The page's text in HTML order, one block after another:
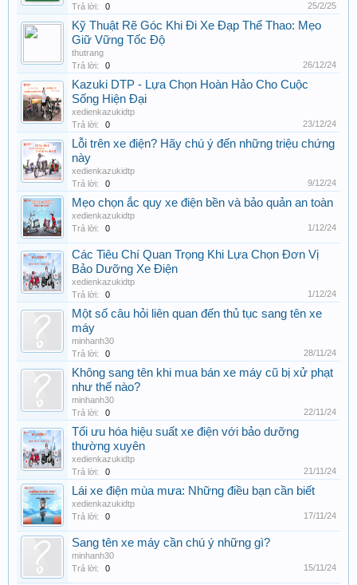
Trả lời:
0 25/2/25
Kỹ Thuật Rẽ Góc Khi Đi Xe Đạp Thể Thao: Mẹo
Giữ Vững Tốc Độ
thutrang
Trả lời:
0 26/12/24
Kazuki DTP - Lựa Chọn Hoàn Hảo Cho Cuộc
Sống Hiện Đại
xedienkazukidtp
Trả lời:
0 23/12/24
Lỗi trên xe điện? Hãy chú ý đến những triệu chứng
này
xedienkazukidtp
Trả lời:
0 9/12/24
Mẹo chọn ắc quy xe điện bền và bảo quản an toàn
xedienkazukidtp
Trả lời:
0 1/12/24
Các Tiêu Chí Quan Trọng Khi Lựa Chọn Đơn Vị
Bảo Dưỡng Xe Điện
xedienkazukidtp
Trả lời:
0 1/12/24
Một số câu hỏi liên quan đến thủ tục sang tên xe
máy
minhanh30
Trả lời:
0 28/11/24
Không sang tên khi mua bán xe máy cũ bị xử phạt
như thế nào?
minhanh30
Trả lời:
0 22/11/24
Tối ưu hóa hiệu suất xe điện với bảo dưỡng
thường xuyên
xedienkazukidtp
Trả lời:
0 21/11/24
Lái xe điện mùa mưa: Những điều bạn cần biết
xedienkazukidtp
Trả lời:
0 17/11/24
Sang tên xe máy cần chú ý những gì?
minhanh30
Trả lời:
0 15/11/24